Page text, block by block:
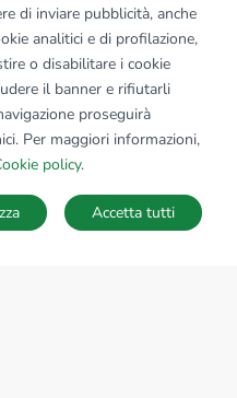
SALVA RICERCA
di inviare pubblicità, anche
analitici e di profilazione,
o disabilitare i cookie
il banner e rifiutarli
proseguirà
Per maggiori informazioni,
policy.
Accetta tutti